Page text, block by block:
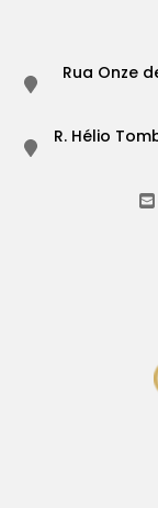
Rua Onze
R. Hélio